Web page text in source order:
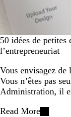
50 idées de petites
l’entrepreneuriat
Vous envisagez de
Vous n’êtes pas
Administration, il
Read More